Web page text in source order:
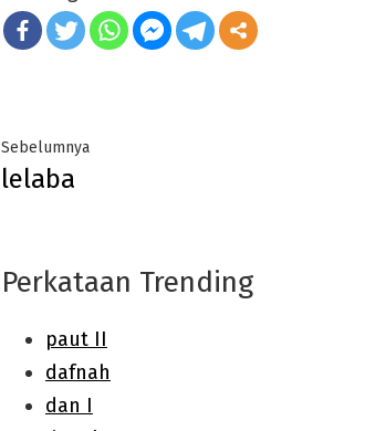
Post
navigation
SebelumnyaPrevious
lelaba
Perkataan Trending